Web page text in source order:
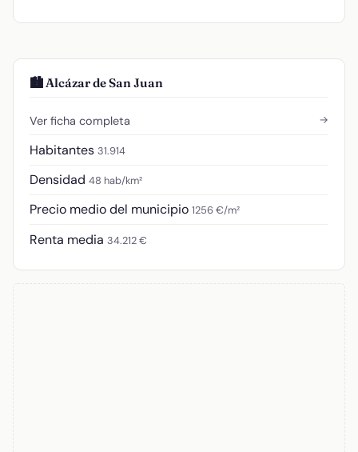
🏙️ Alcázar de San Juan
Ver ficha completa →
Habitantes 31.914
Densidad 48 hab/km²
Precio medio del municipio 1256 €/m²
Renta media 34.212 €